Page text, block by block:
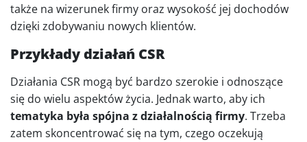
także na wizerunek firmy oraz wysokość jej dochodów
dzięki zdobywaniu nowych klientów.
Przykłady działań CSR
Działania CSR mogą być bardzo szerokie i odnoszące
się do wielu aspektów życia. Jednak warto, aby ich
tematyka była spójna z działalnością firmy. Trzeba
zatem skoncentrować się na tym, czego oczekują